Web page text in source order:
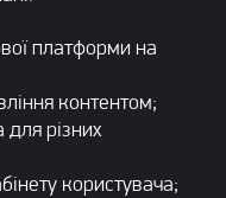
платформи на
контентом;
різних
користувача;